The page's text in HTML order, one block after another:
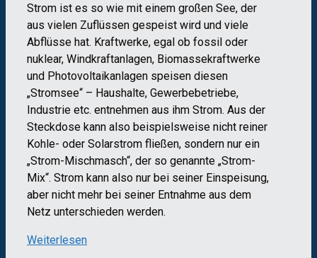
Strom ist es so wie mit einem großen See, der
aus vielen Zuflüssen gespeist wird und viele
Abflüsse hat. Kraftwerke, egal ob fossil oder
nuklear, Windkraftanlagen, Biomassekraftwerke
und Photovoltaikanlagen speisen diesen
„Stromsee“ – Haushalte, Gewerbebetriebe,
Industrie etc. entnehmen aus ihm Strom. Aus der
Steckdose kann also beispielsweise nicht reiner
Kohle- oder Solarstrom fließen, sondern nur ein
„Strom-Mischmasch“, der so genannte „Strom-
Mix“. Strom kann also nur bei seiner Einspeisung,
aber nicht mehr bei seiner Entnahme aus dem
Netz unterschieden werden.
Weiterlesen